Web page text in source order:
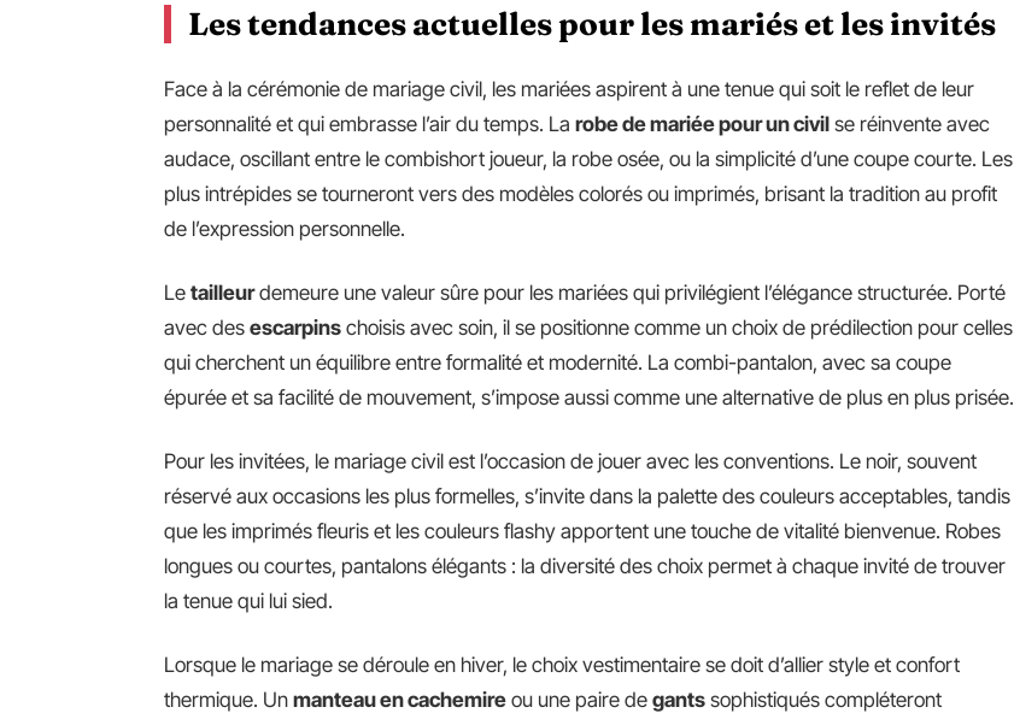
Les tendances actuelles pour les mariés et les invités
Face à la cérémonie de mariage civil, les mariées aspirent à une tenue qui soit le reflet de leur
personnalité et qui embrasse l’air du temps. La robe de mariée pour un civil se réinvente avec
audace, oscillant entre le combishort joueur, la robe osée, ou la simplicité d’une coupe courte. Les
plus intrépides se tourneront vers des modèles colorés ou imprimés, brisant la tradition au profit
de l’expression personnelle.
Le tailleurdemeure une valeur sûre pour les mariées qui privilégient l’élégance structurée. Porté
avec des escarpins choisis avec soin, il se positionne comme un choix de prédilection pour celles
qui cherchent un équilibre entre formalité et modernité. La combi-pantalon, avec sa coupe
épurée et sa facilité de mouvement, s’impose aussi comme une alternative de plus en plus prisée.
Pour les invitées, le mariage civil est l’occasion de jouer avec les conventions. Le noir, souvent
réservé aux occasions les plus formelles, s’invite dans la palette des couleurs acceptables, tandis
que les imprimés fleuris et les couleurs flashy apportent une touche de vitalité bienvenue. Robes
longues ou courtes, pantalons élégants : la diversité des choix permet à chaque invité de trouver
la tenue qui lui sied.
Lorsque le mariage se déroule en hiver, le choix vestimentaire se doit d’allier style et confort
thermique. Un manteau en cachemire ou une paire de gants sophistiqués compléteront